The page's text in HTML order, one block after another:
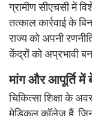
ग्रामीण सीएचसी में
तत्काल कार्रवाई के
राज्य को अपनी
केंद्रों को अप्रभावी
मांग और आपूर्ति में
चिकित्सा शिक्षा के
मेडिकल कॉलेज हैं,